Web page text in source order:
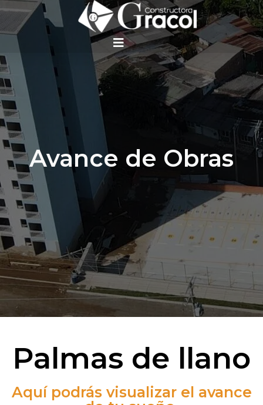
Avance de Obras
Palmas de llano
Aquí podrás visualizar el avance